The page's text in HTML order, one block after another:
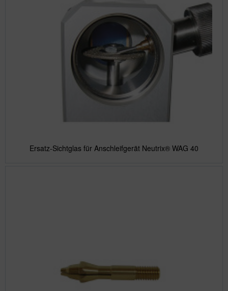
Ersatz-Sichtglas für Anschleifgerät Neutrix® WAG 40